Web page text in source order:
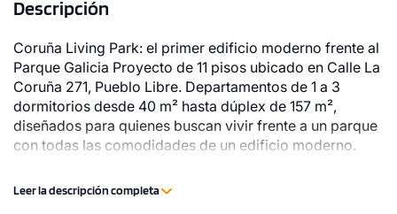
Descripción
Coruña Living Park: el primer edificio moderno frente al
Parque Galicia Proyecto de 11 pisos ubicado en Calle La
Coruña 271, Pueblo Libre. Departamentos de 1 a 3
dormitorios desde 40 m² hasta dúplex de 157 m²,
diseñados para quienes buscan vivir frente a un parque
con todas las comodidades de un edificio moderno.
parque, lobby, coworking, flex room, pet spa, wellness
Leer la descripción completa